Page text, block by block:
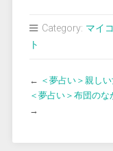
Category: マイ
ト
← ＜夢占い＞親し
＜夢占い＞布団の
→